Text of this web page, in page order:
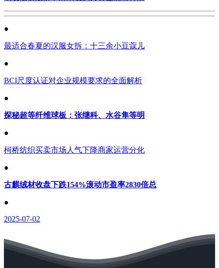
●
最适合春夏的汉服女拆：十三余小豆蔻儿
●
BCI尺度认证对企业规模要求的全面解析
●
探秘超等纤维球板：张继科、水谷隼等明
●
柯桥纺织买卖市场人气下降商家运营分化
●
古麒绒材收盘下跌154%滚动市盈率2830倍总
●
2025-07-02